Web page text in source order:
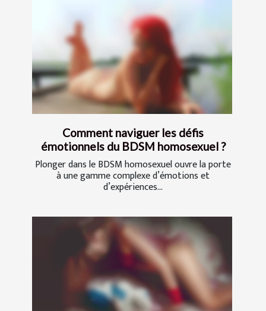
Comment naviguer les défis
émotionnels du BDSM homosexuel ?
Plonger dans le BDSM homosexuel ouvre la porte
à une gamme complexe d’émotions et
d’expériences...